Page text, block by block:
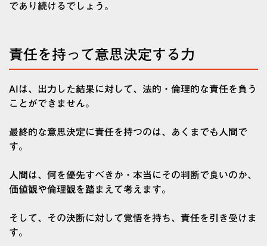
であり続けるでしょう。
責任を持って意思決定する力
AIは、出力した結果に対して、法的・倫理的な責任を負う
ことができません。
最終的な意思決定に責任を持つのは、あくまでも人間で
す。
人間は、何を優先すべきか・本当にその判断で良いのか、
価値観や倫理観を踏まえて考えます。
そして、その決断に対して覚悟を持ち、責任を引き受けま
す。